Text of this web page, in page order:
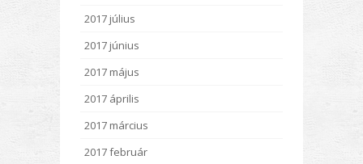
2017 július
2017 június
2017 május
2017 április
2017 március
2017 február